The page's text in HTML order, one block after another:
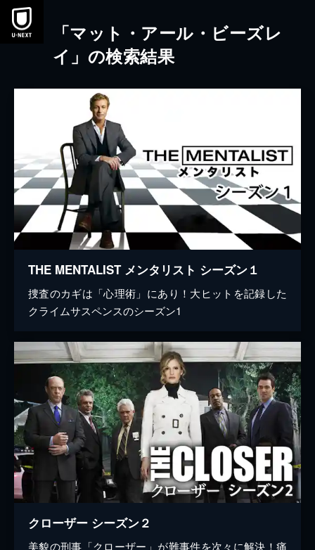
本文へスキップ
「マット・アール・ビーズレ
イ」の検索結果
THE MENTALIST メンタリスト シーズン１
捜査のカギは「心理術」にあり！大ヒットを記録した
クライムサスペンスのシーズン1
クローザー シーズン２
美貌の刑事「クローザー」が難事件を次々に解決！痛